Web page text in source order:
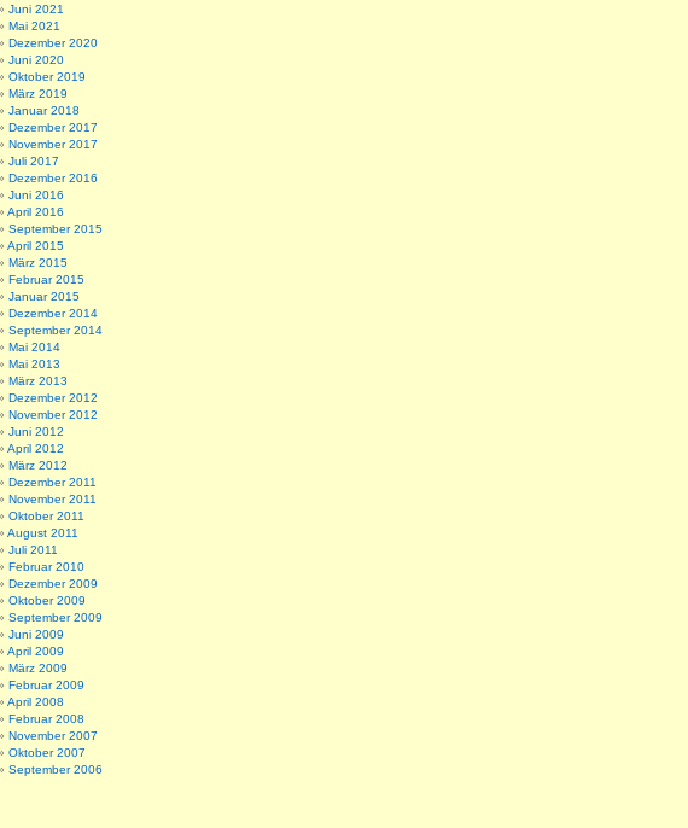
Juni 2021
Mai 2021
Dezember 2020
Juni 2020
Oktober 2019
März 2019
Januar 2018
Dezember 2017
November 2017
Juli 2017
Dezember 2016
Juni 2016
April 2016
September 2015
April 2015
März 2015
Februar 2015
Januar 2015
Dezember 2014
September 2014
Mai 2014
Mai 2013
März 2013
Dezember 2012
November 2012
Juni 2012
April 2012
März 2012
Dezember 2011
November 2011
Oktober 2011
August 2011
Juli 2011
Februar 2010
Dezember 2009
Oktober 2009
September 2009
Juni 2009
April 2009
März 2009
Februar 2009
April 2008
Februar 2008
November 2007
Oktober 2007
September 2006